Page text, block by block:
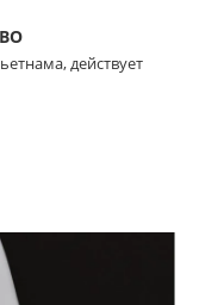
действует